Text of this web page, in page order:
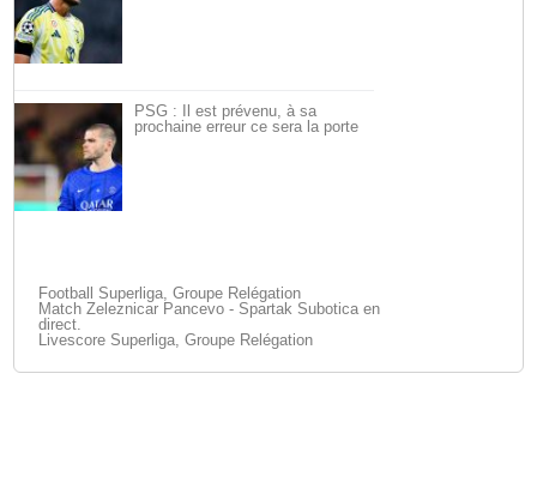
PSG : Il est prévenu, à sa
prochaine erreur ce sera la porte
Football Superliga, Groupe Relégation
Match Zeleznicar Pancevo - Spartak Subotica en
direct.
Livescore Superliga, Groupe Relégation